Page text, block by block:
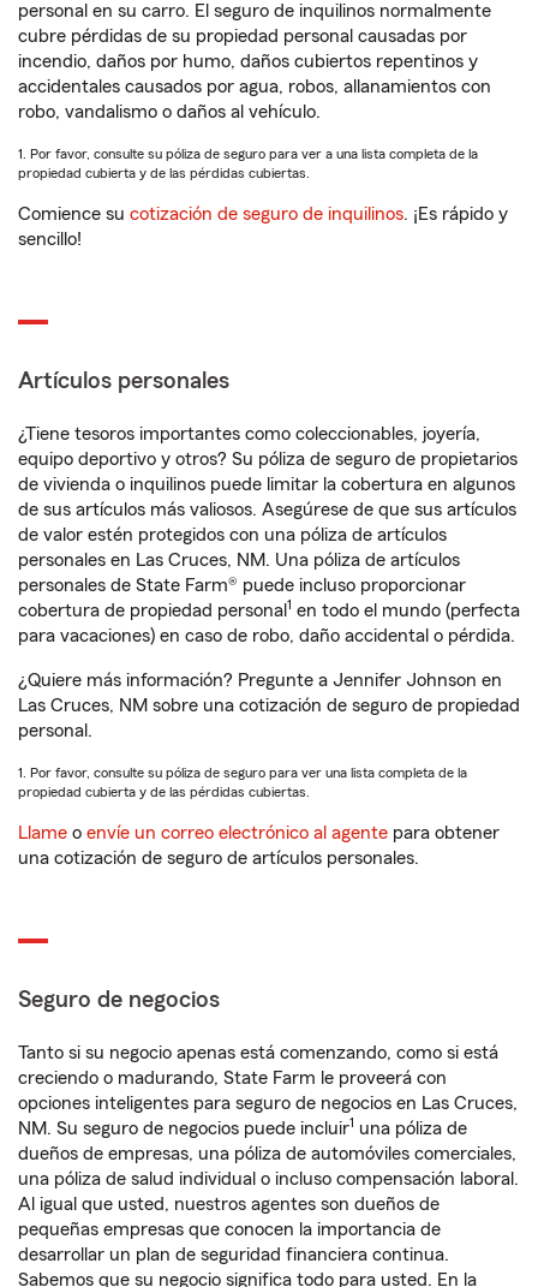
personal en su carro. El seguro de inquilinos normalmente
cubre pérdidas de su propiedad personal causadas por
incendio, daños por humo, daños cubiertos repentinos y
accidentales causados por agua, robos, allanamientos con
robo, vandalismo o daños al vehículo.
1. Por favor, consulte su póliza de seguro para ver a una lista completa de la
propiedad cubierta y de las pérdidas cubiertas.
Comience su cotización de seguro de inquilinos. ¡Es rápido y
sencillo!
Artículos personales
¿Tiene tesoros importantes como coleccionables, joyería,
equipo deportivo y otros? Su póliza de seguro de propietarios
de vivienda o inquilinos puede limitar la cobertura en algunos
de sus artículos más valiosos. Asegúrese de que sus artículos
de valor estén protegidos con una póliza de artículos
personales en Las Cruces, NM. Una póliza de artículos
personales de State Farm® puede incluso proporcionar
cobertura de propiedad personal 1 en todo el mundo (perfecta
para vacaciones) en caso de robo, daño accidental o pérdida.
¿Quiere más información? Pregunte a Jennifer Johnson en
Las Cruces, NM sobre una cotización de seguro de propiedad
personal.
1. Por favor, consulte su póliza de seguro para ver una lista completa de la
propiedad cubierta y de las pérdidas cubiertas.
Llame o envíe un correo electrónico al agente para obtener
una cotización de seguro de artículos personales.
Seguro de negocios
Tanto si su negocio apenas está comenzando, como si está
creciendo o madurando, State Farm le proveerá con
opciones inteligentes para seguro de negocios en Las Cruces,
NM. Su seguro de negocios puede incluir1 una póliza de
dueños de empresas, una póliza de automóviles comerciales,
una póliza de salud individual o incluso compensación laboral.
Al igual que usted, nuestros agentes son dueños de
pequeñas empresas que conocen la importancia de
desarrollar un plan de seguridad financiera continua.
Sabemos que su negocio significa todo para usted. En la